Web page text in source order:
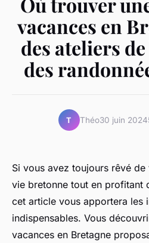
vacances en
des ateliers
des
T Théo30 juin 2024
Si vous avez toujours rêvé
vie bretonne tout en profitant
cet article vous apportera les
indispensables. Vous
vacances en Bretagne